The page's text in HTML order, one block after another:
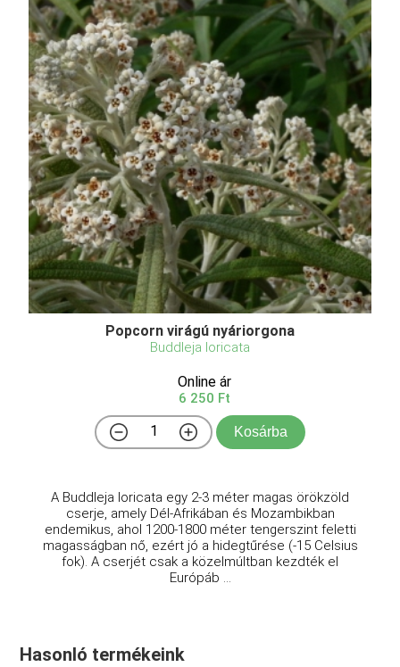
Popcorn virágú nyáriorgona
Buddleja loricata
Online ár
6 250 Ft
Kosárba
A Buddleja loricata egy 2-3 méter magas örökzöld
cserje, amely Dél-Afrikában és Mozambikban
endemikus, ahol 1200-1800 méter tengerszint feletti
magasságban nő, ezért jó a hidegtűrése (-15 Celsius
fok). A cserjét csak a közelmúltban kezdték el
Európáb ...
Hasonló termékeink